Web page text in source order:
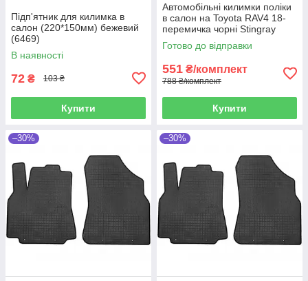
Підп'ятник для килимка в
салон (220*150мм) бежевий
(6469)
В наявності
72 ₴ 103 ₴
Купити
Автомобільні килимки поліки
в салон на Toyota RAV4 18-
перемичка чорні Stingray
Тойота РАВ4
Готово до відправки
551 ₴/комплект
788 ₴/комплект
Купити
–30% –30%